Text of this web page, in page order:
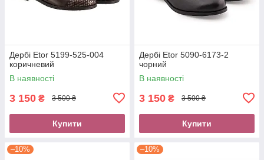
Дербі Etor 5199-525-004
коричневий
В наявності
3 150 ₴ 3 500 ₴
Купити
Дербі Etor 5090-6173-2
чорний
В наявності
3 150 ₴ 3 500 ₴
Купити
–10% –10%